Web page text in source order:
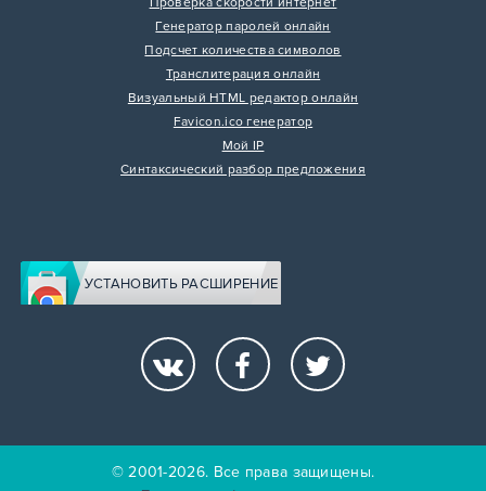
Генератор паролей онлайн
Подсчет количества символов
Транслитерация онлайн
Визуальный HTML редактор онлайн
Favicon.ico генератор
Мой IP
Синтаксический разбор предложения
УСТАНОВИТЬ РАСШИРЕНИЕ
© 2001-2026. Все права защищены.